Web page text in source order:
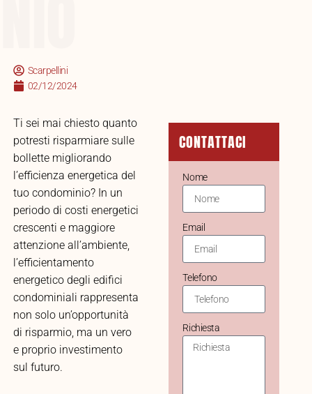
Scarpellini
02/12/2024
Ti sei mai chiesto quanto
potresti risparmiare sulle
bollette migliorando
l’efficienza energetica del
tuo condominio? In un
periodo di costi energetici
crescenti e maggiore
attenzione all’ambiente,
l’efficientamento
energetico degli edifici
condominiali rappresenta
non solo un’opportunità
di risparmio, ma un vero
e proprio investimento
sul futuro.
CONTATTACI
Nome
Email
Telefono
Richiesta